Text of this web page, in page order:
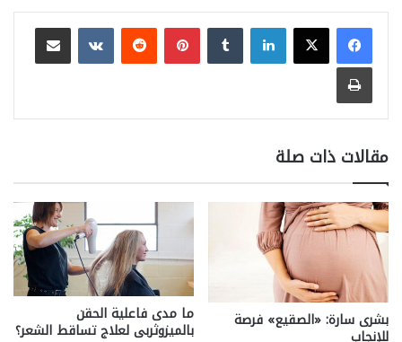
لينكدإن بينتيريست
مشاركة عبر البريد
طباعة
مقالات ذات صلة
بشرى سارة: «الصقيع» فرصة ما مدى فاعلية الحقن
بالميزوثربى لعلاج تساقط الشعر؟